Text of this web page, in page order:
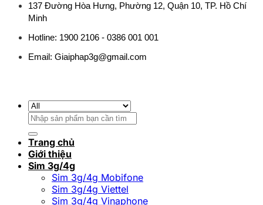
137 Đường Hòa Hưng, Phường 12, Quận 10, TP. Hồ Chí
Minh
Hotline: 1900 2106 - 0386 001 001
Email: Giaiphap3g@gmail.com
Tìm
Trang chủ
Giới thiệu
Sim 3g/4g
Sim 3g/4g Mobifone
Sim 3g/4g Viettel
Sim 3g/4g Vinaphone